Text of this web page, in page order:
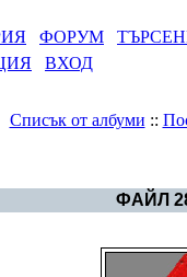
ФОРУМ
ВХОД
Списък от албуми ::
ФАЙЛ